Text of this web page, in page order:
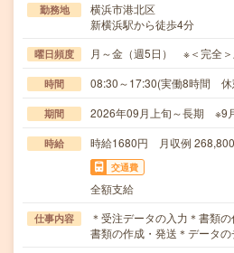
勤務地
横浜市港北区
新横浜駅から徒歩4分
曜日頻度 月～金（週5日） ※＜完全
時間 08:30～17:30(実働8時間 休
期間 2026年09月上旬～長期 ※9
時給 時給1680円 月収例
交通費
全額支給
仕事内容
＊受注データの入力＊書類
書類の作成・発送＊データ